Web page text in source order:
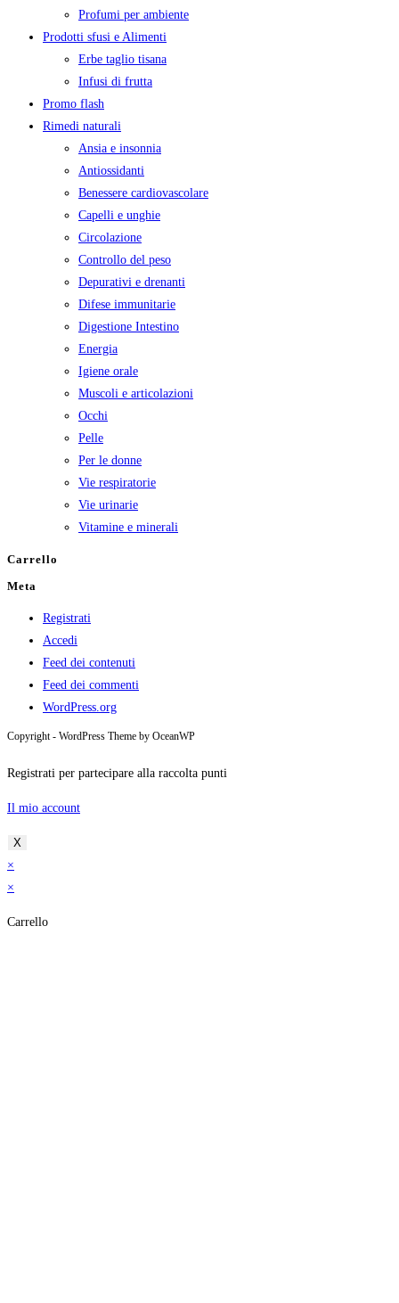
Profumi per ambiente
Prodotti sfusi e Alimenti
Erbe taglio tisana
Infusi di frutta
Promo flash
Rimedi naturali
Ansia e insonnia
Antiossidanti
Benessere cardiovascolare
Capelli e unghie
Circolazione
Controllo del peso
Depurativi e drenanti
Difese immunitarie
Digestione Intestino
Energia
Igiene orale
Muscoli e articolazioni
Occhi
Pelle
Per le donne
Vie respiratorie
Vie urinarie
Vitamine e minerali
Carrello
Meta
Registrati
Accedi
Feed dei contenuti
Feed dei commenti
WordPress.org
Copyright - WordPress Theme by OceanWP
Registrati per partecipare alla raccolta punti
Il mio account
X
×
×
Carrello